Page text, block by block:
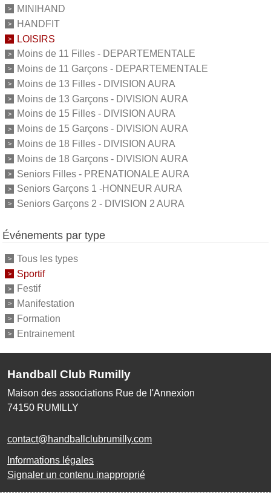
MINIHAND
HANDFIT
LOISIRS
Moins de 11 Filles - DEPARTEMENTALE
Moins de 11 Garçons - DEPARTEMENTALE
Moins de 13 Filles - DIVISION AURA
Moins de 13 Garçons - DIVISION AURA
Moins de 15 Filles - DIVISION AURA
Moins de 15 Garçons - DIVISION AURA
Moins de 18 Filles - DIVISION AURA
Moins de 18 Garçons - DIVISION AURA
Seniors Filles - PRENATIONALE AURA
Seniors Garçons 1 -HONNEUR AURA
Seniors Garçons 2 - DIVISION 2 AURA
Événements par type
Tous les types
Sportif
Festif
Manifestation
Formation
Entrainement
Handball Club Rumilly
Maison des associations Rue de l'Annexion
74150 RUMILLY
contact@handballclubrumilly.com
Informations légales
Signaler un contenu inapproprié